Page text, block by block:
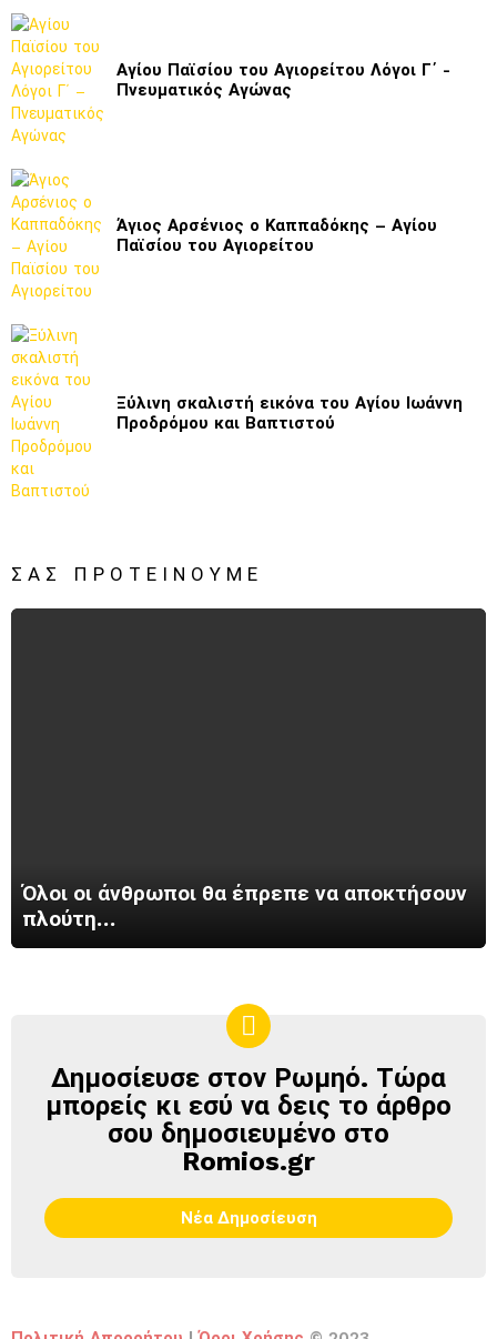
Αγίου Παϊσίου του Αγιορείτου Λόγοι Γ΄ -
Πνευματικός Αγώνας
Άγιος Αρσένιος ο Καππαδόκης – Αγίου
Παϊσίου του Αγιορείτου
Ξύλινη σκαλιστή εικόνα του Αγίου Ιωάννη
Προδρόμου και Βαπτιστού
ΣΑΣ ΠΡΟΤΕΊΝΟΥΜΕ
Όλοι οι άνθρωποι θα έπρεπε να αποκτήσουν
πλούτη…
ΔΗΜΟΣΊΕΥΣΕ
ΣΤΟΝ
ΡΩΜΗΌ
Δημοσίευσε στον Ρωμηό. Τώρα
μπορείς κι εσύ να δεις το άρθρο
σου δημοσιευμένο στο
Romios.gr
Νέα Δημοσίευση